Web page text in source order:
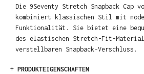
Die 9Seventy Stretch Snapback Cap
kombiniert klassischen Stil mit
Funktionalität. Sie bietet eine
des elastischen Stretch-Fit-
verstellbaren Snapback-Verschluss.
+ PRODUKTEIGENSCHAFTEN